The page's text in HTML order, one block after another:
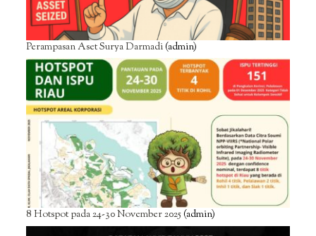
Perampasan Aset Surya Darmadi(admin)
8 Hotspot pada 24-30 November 2025(admin)